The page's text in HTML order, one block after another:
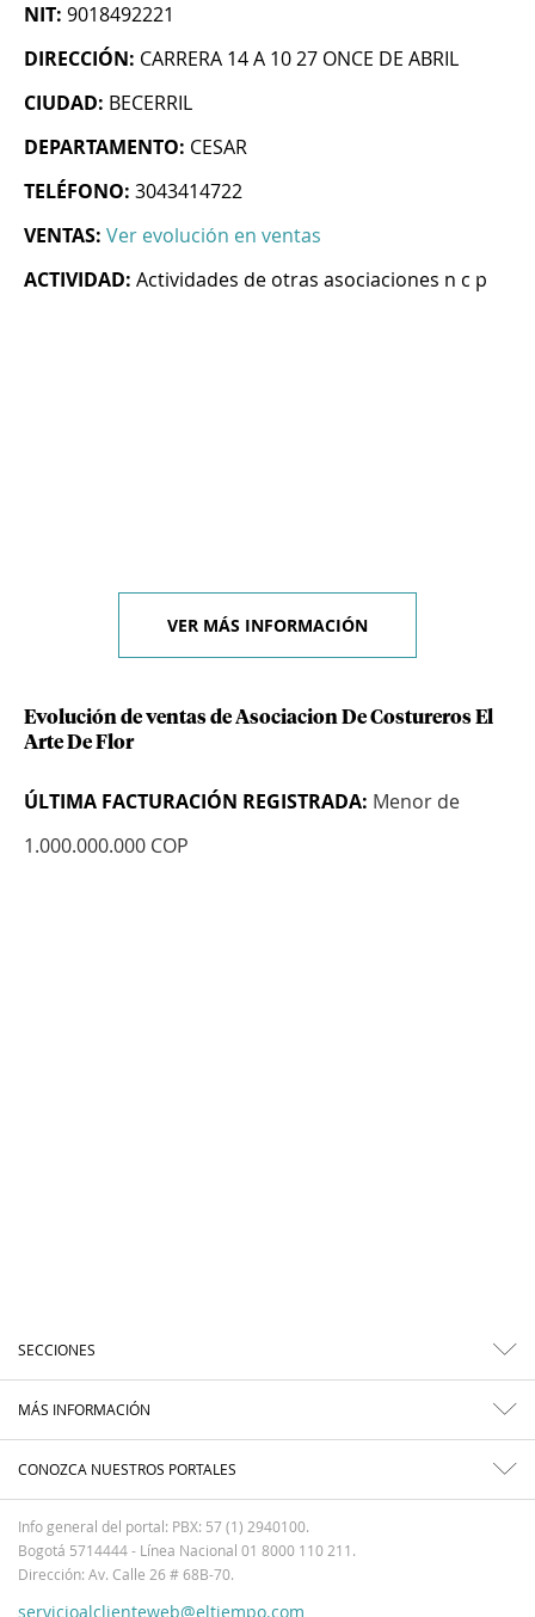
NIT: 9018492221
DIRECCIÓN: CARRERA 14 A 10 27 ONCE DE ABRIL
CIUDAD: BECERRIL
DEPARTAMENTO: CESAR
TELÉFONO: 3043414722
VENTAS: Ver evolución en ventas
ACTIVIDAD: Actividades de otras asociaciones n c p
VER MÁS INFORMACIÓN
Evolución de ventas de Asociacion De Costureros El
Arte De Flor
ÚLTIMA FACTURACIÓN REGISTRADA: Menor de
1.000.000.000 COP
SECCIONES
MÁS INFORMACIÓN
CONOZCA NUESTROS PORTALES
Info general del portal: PBX: 57 (1) 2940100.
Bogotá 5714444 - Línea Nacional 01 8000 110 211.
Dirección: Av. Calle 26 # 68B-70.
servicioalclienteweb@eltiempo.com